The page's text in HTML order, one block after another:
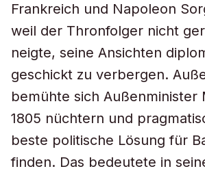
Frankreich und Napoleon
weil der Thronfolger nicht
neigte, seine Ansichten
geschickt zu verbergen.
bemühte sich Außenminister
1805 nüchtern und
beste politische Lösung für
finden. Das bedeutete in